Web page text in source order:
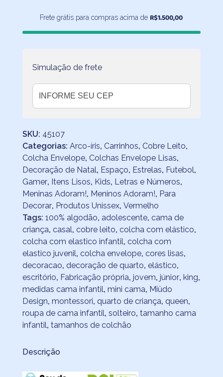
quantidade
Frete grátis para compras acima de R$1.500,00
Simulação de frete
SKU: 45107
Categorias: Arco-íris, Carrinhos, Cobre Leito,
Colcha Envelope, Colchas Envelope Lisas,
Decoração de Natal, Espaço, Estrelas, Futebol,
Gamer, Itens Lisos, Kids, Letras e Números,
Meninas Adoram!, Meninos Adoram!, Para
Decorar, Produtos Unissex, Vermelho
Tags: 100% algodão, adolescente, cama de
criança, casal, cobre leito, colcha com elástico,
colcha com elastico infantil, colcha com
elastico juvenil, colcha envelope, cores lisas,
decoracao, decoração de quarto, elástico,
escritório, Fabricação própria, jovem, júnior, king,
medidas cama infantil, mini cama, Miüdo
Design, montessori, quarto de criança, queen,
roupa de cama infantil, solteiro, tamanho cama
infantil, tamanhos de colchão
Descrição